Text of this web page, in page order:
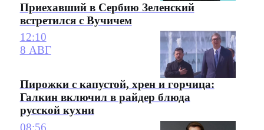
Приехавший в Сербию Зеленский
встретился с Вучичем
12:10
8 АВГ
Пирожки с капустой, хрен и горчица:
Галкин включил в райдер блюда
русской кухни
08:56